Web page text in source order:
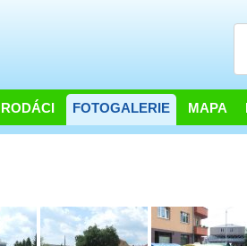
RODÁCI FOTOGALERIE MAPA